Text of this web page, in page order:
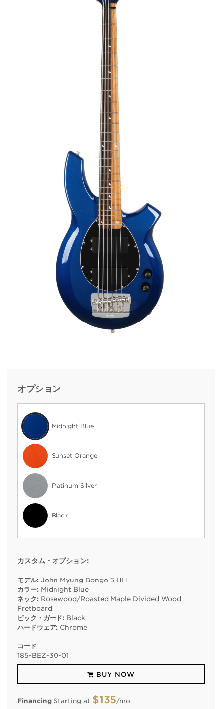
オプション
Midnight Blue
Sunset Orange
Platinum Silver
Black
カスタム・オプション:
モデル: John Myung Bongo 6 HH
カラー: Midnight Blue
ネック: Rosewood/Roasted Maple Divided Wood
Fretboard
ピック・ガード: Black
ハードウェア: Chrome
コード
185-BEZ-30-01
BUY NOW
Financing Starting at $135/mo